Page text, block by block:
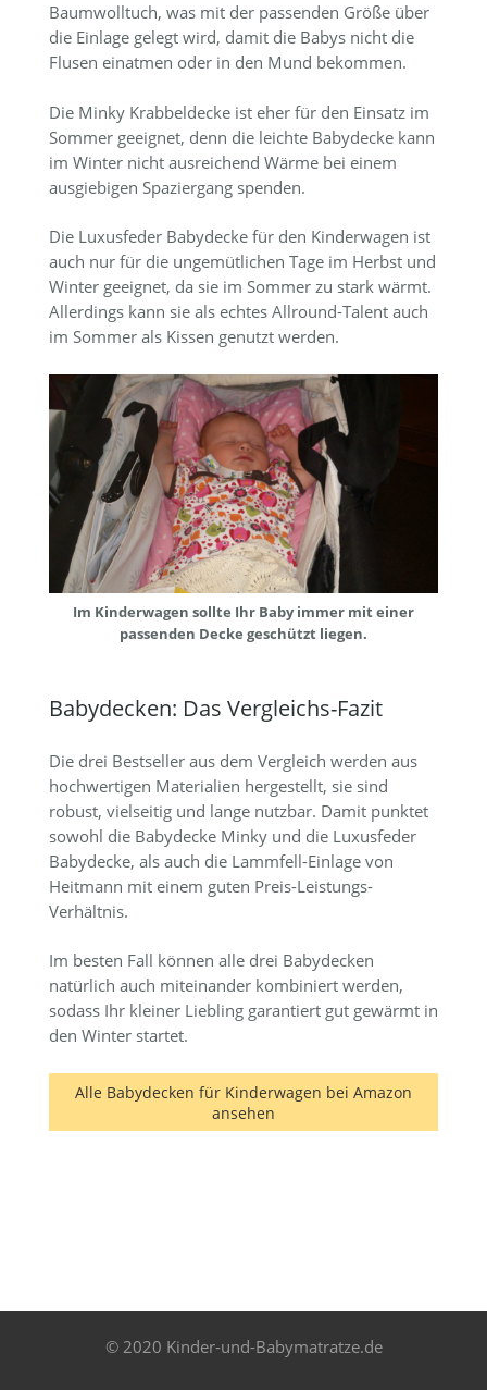
Baumwolltuch, was mit der passenden Größe über
die Einlage gelegt wird, damit die Babys nicht die
Flusen einatmen oder in den Mund bekommen.
Die Minky Krabbeldecke ist eher für den Einsatz im
Sommer geeignet, denn die leichte Babydecke kann
im Winter nicht ausreichend Wärme bei einem
ausgiebigen Spaziergang spenden.
Die Luxusfeder Babydecke für den Kinderwagen ist
auch nur für die ungemütlichen Tage im Herbst und
Winter geeignet, da sie im Sommer zu stark wärmt.
Allerdings kann sie als echtes Allround-Talent auch
im Sommer als Kissen genutzt werden.
Im Kinderwagen sollte Ihr Baby immer mit einer
passenden Decke geschützt liegen.
Babydecken: Das Vergleichs-Fazit
Die drei Bestseller aus dem Vergleich werden aus
hochwertigen Materialien hergestellt, sie sind
robust, vielseitig und lange nutzbar. Damit punktet
sowohl die Babydecke Minky und die Luxusfeder
Babydecke, als auch die Lammfell-Einlage von
Heitmann mit einem guten Preis-Leistungs-
Verhältnis.
Im besten Fall können alle drei Babydecken
natürlich auch miteinander kombiniert werden,
sodass Ihr kleiner Liebling garantiert gut gewärmt in
den Winter startet.
Alle Babydecken für Kinderwagen bei Amazon
ansehen
© 2020 Kinder-und-Babymatratze.de